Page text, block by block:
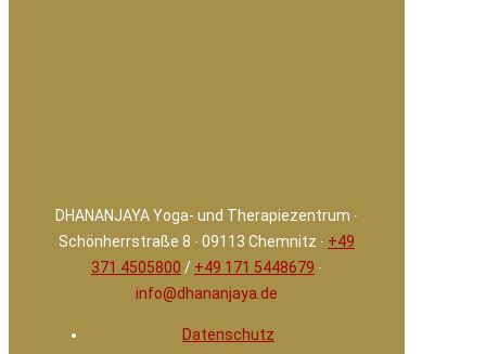
DHANANJAYA Yoga- und Therapiezentrum ∙
Schönherrstraße 8 ∙ 09113 Chemnitz ∙ +49
371 4505800 / +49 171 5448679 ∙
info@dhananjaya.de
Datenschutz